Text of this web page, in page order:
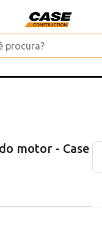
motor - Case